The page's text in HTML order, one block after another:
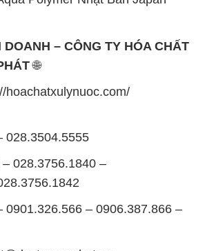
hoachatxulynuoc.com/
028.3504.5555